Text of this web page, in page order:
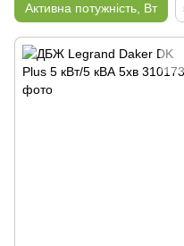
Активна потужність, Вт